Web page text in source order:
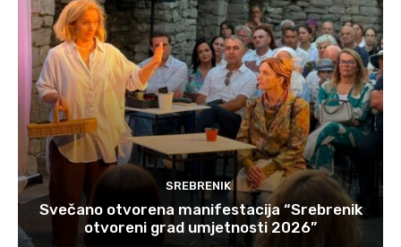
SREBRENIK
Svečano otvorena manifestacija “Srebrenik
otvoreni grad umjetnosti 2026”